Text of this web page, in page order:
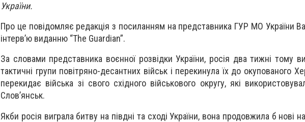
України.
Про це повідомляє редакція з посиланням на представника ГУР МО України
інтерв’ю виданню “The Guardian”.
За словами представника воєнної розвідки України, росія два тижні тому
тактичні групи повітряно-десантних військ і перекинула їх до окупованого
перекидає війська зі свого східного військового округу, які
Слов’янськ.
Якби росія виграла битву на півдні та сході України, вона продовжила б нові